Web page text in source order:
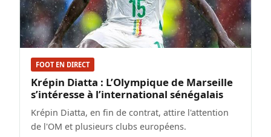
FOOT EN DIRECT
Krépin Diatta : L’Olympique de Marseille
s’intéresse à l’international sénégalais
Krépin Diatta, en fin de contrat, attire l'attention
de l'OM et plusieurs clubs européens.